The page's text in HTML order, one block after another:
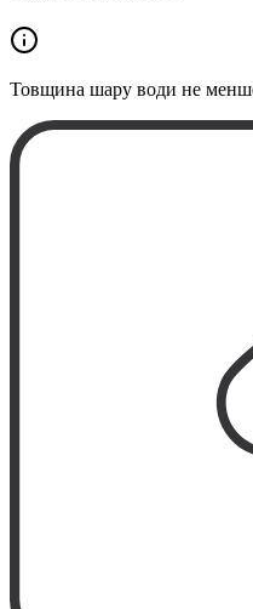
Товщина шару води не